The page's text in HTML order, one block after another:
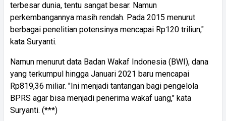
terbesar dunia, tentu sangat besar. Namun
perkembangannya masih rendah. Pada 2015 menurut
berbagai penelitian potensinya mencapai Rp120 triliun,"
kata Suryanti.
Namun menurut data Badan Wakaf Indonesia (BWI), dana
yang terkumpul hingga Januari 2021 baru mencapai
Rp819,36 miliar. "Ini menjadi tantangan bagi pengelola
BPRS agar bisa menjadi penerima wakaf uang," kata
Suryanti. (***)